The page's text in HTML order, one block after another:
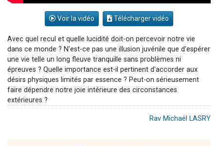
Voir la vidéo Télécharger vidéo
Avec quel recul et quelle lucidité doit-on percevoir notre vie
dans ce monde ? N'est-ce pas une illusion juvénile que d'espérer
une vie telle un long fleuve tranquille sans problèmes ni
épreuves ? Quelle importance est-il pertinent d'accorder aux
désirs physiques limités par essence ? Peut-on sérieusement
faire dépendre notre joie intérieure des circonstances
extérieures ?
Rav Michaël LASRY